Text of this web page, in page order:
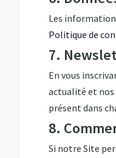
Les
Politique de
7.
En vous
actualité et nos
présent dans
8.
Si notre Site